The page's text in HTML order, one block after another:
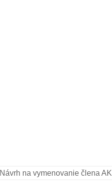
Návrh na vymenovanie člena AK